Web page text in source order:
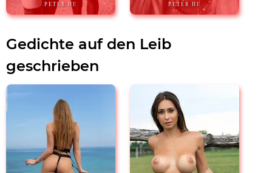
PETER HU PETER HU
Gedichte auf den Leib
geschrieben